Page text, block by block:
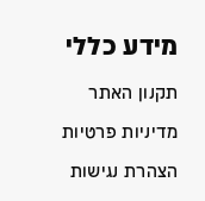
מידע כללי
תקנון האתר
מדיניות פרטיות
הצהרת נגישות